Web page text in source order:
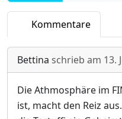
Kommentare
Bettina schrieb am 13.
Die Athmosphäre im
ist, macht den Reiz